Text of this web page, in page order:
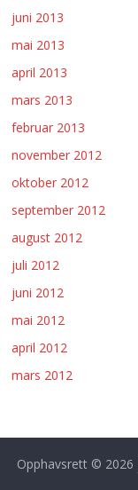
juni 2013
mai 2013
april 2013
mars 2013
februar 2013
november 2012
oktober 2012
september 2012
august 2012
juli 2012
juni 2012
mai 2012
april 2012
mars 2012
Opphavsrett © 2026